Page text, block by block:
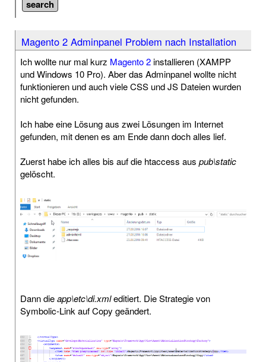
Magento 2 Adminpanel Problem nach Installation
Ich wollte nur mal kurz Magento 2installieren (XAMPP
und Windows 10 Pro). Aber das Adminpanel wollte nicht
funktionieren und auch viele CSS und JS Dateien wurden
nicht gefunden.
Ich habe eine Lösung aus zwei Lösungen im Internet
gefunden, mit denen es am Ende dann doch alles lief.
Zuerst habe ich alles bis auf die htaccess aus pub\static
gelöscht.
Dann dieapp\etc\di.xmleditiert. Die Strategie von
Symbolic-Link auf Copy geändert.